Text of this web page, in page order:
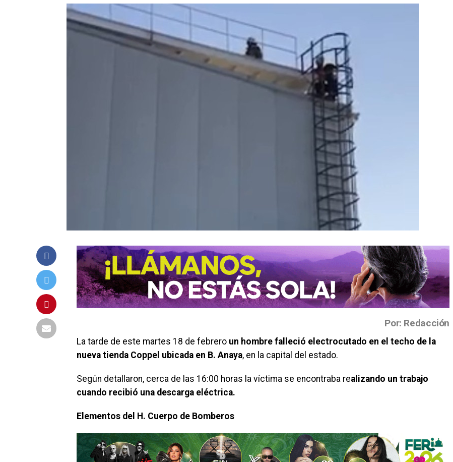
Por: Redacción
La tarde de este martes 18 de febrero un hombre falleció electrocutado en el techo de la
nueva tienda Coppel ubicada en B. Anaya, en la capital del estado.
Según detallaron, cerca de las 16:00 horas la víctima se encontraba realizando un trabajo
cuando recibió una descarga eléctrica.
Elementos del H. Cuerpo de Bomberos